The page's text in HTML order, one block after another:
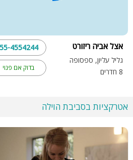
אצל אביה ריזורט
גליל עליון, ספסופה
8 חדרים
בדוק אם פנוי
4554244
אטרקציות בסביבת הוילה